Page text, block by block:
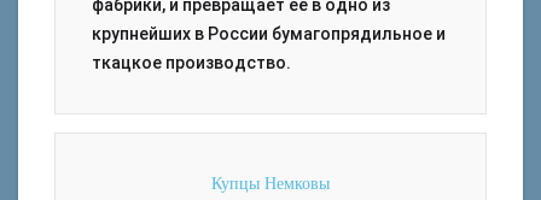
фабрики, и превращает её в одно из
крупнейших в России бумагопрядильное и
ткацкое производство.
Купцы Немковы